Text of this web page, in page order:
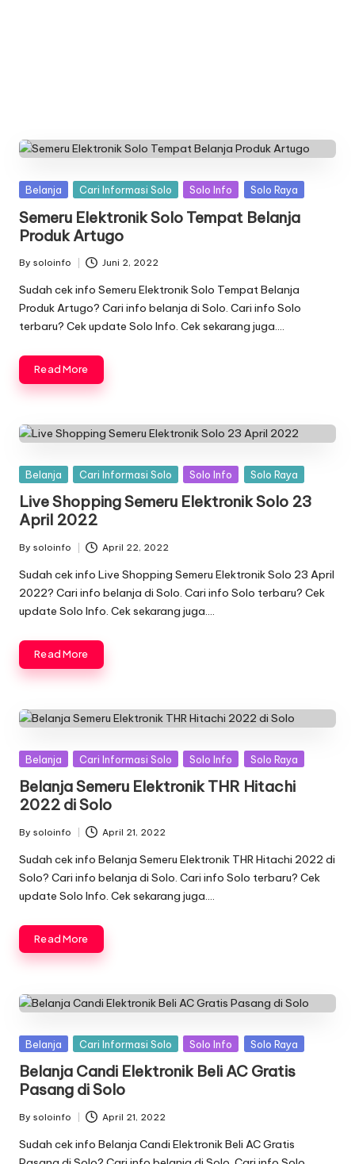
Posted
Belanja Cari Informasi Solo Solo Info Solo Raya
Semeru Elektronik Solo Tempat Belanja
Produk Artugo
Posted
by
By soloinfo Juni 2, 2022
Sudah cek info Semeru Elektronik Solo Tempat Belanja
Produk Artugo? Cari info belanja di Solo. Cari info Solo
terbaru? Cek update Solo Info. Cek sekarang juga….
Read More
Posted
Belanja Cari Informasi Solo Solo Info Solo Raya
Live Shopping Semeru Elektronik Solo 23
April 2022
Posted
by
By soloinfo April 22, 2022
Sudah cek info Live Shopping Semeru Elektronik Solo 23 April
2022? Cari info belanja di Solo. Cari info Solo terbaru? Cek
update Solo Info. Cek sekarang juga….
Read More
Posted
Belanja Cari Informasi Solo Solo Info Solo Raya
Belanja Semeru Elektronik THR Hitachi
2022 di Solo
Posted
by
By soloinfo April 21, 2022
Sudah cek info Belanja Semeru Elektronik THR Hitachi 2022 di
Solo? Cari info belanja di Solo. Cari info Solo terbaru? Cek
update Solo Info. Cek sekarang juga….
Read More
Posted
Belanja Cari Informasi Solo Solo Info Solo Raya
Belanja Candi Elektronik Beli AC Gratis
Pasang di Solo
Posted
by
By soloinfo April 21, 2022
Sudah cek info Belanja Candi Elektronik Beli AC Gratis